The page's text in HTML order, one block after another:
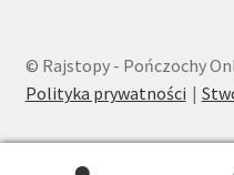
© Rajstopy - Pończochy
Polityka prywatności